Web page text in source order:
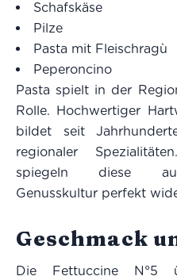
Schafskäse
Pilze
Pasta mit Fleischragù
Peperoncino
Pasta spielt in der
Rolle. Hochwertiger
bildet seit
regionaler
spiegeln diese
Genusskultur perfekt
Geschmack
Die Fettuccine N°5